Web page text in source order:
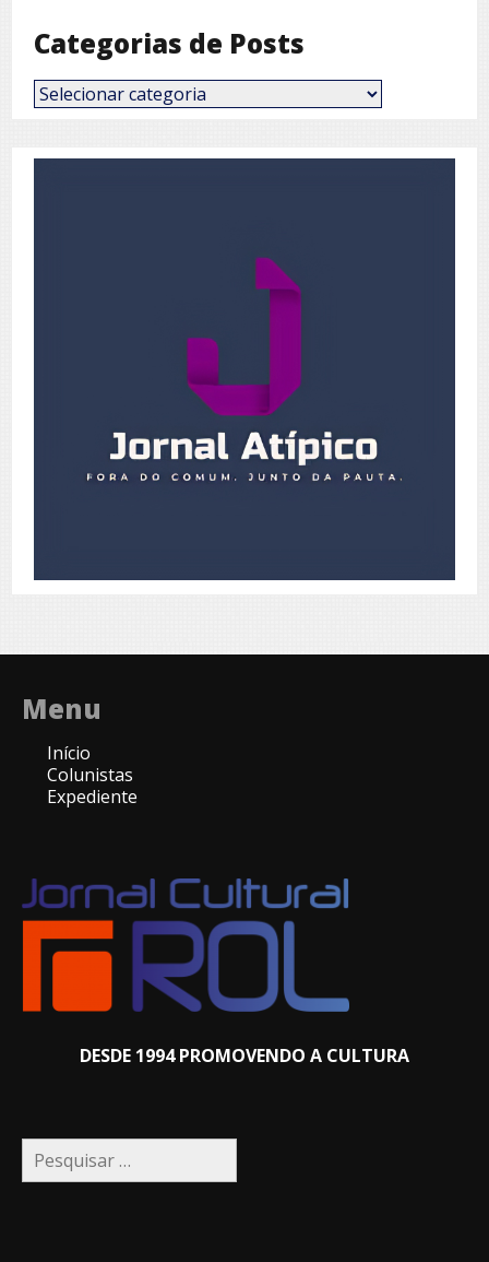
Categorias de Posts
Categorias
de
Menu
Início
Colunistas
Expediente
DESDE 1994 PROMOVENDO A CULTURA
Pesquisar
por: